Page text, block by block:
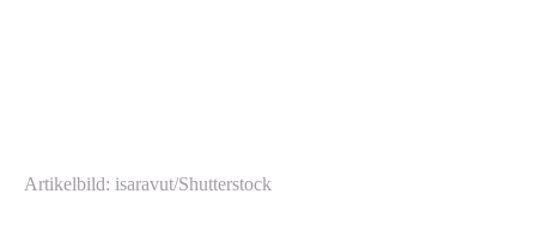
Artikelbild: isaravut/Shutterstock